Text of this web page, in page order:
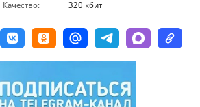
Качество:
320 кбит